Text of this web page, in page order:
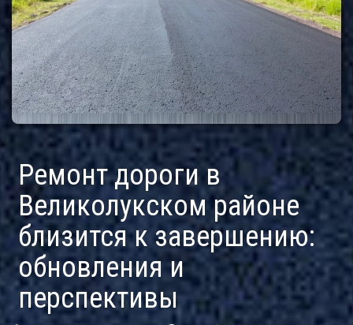
Ремонт дороги в
Великолукском районе
близится к завершению:
обновления и
перспективы